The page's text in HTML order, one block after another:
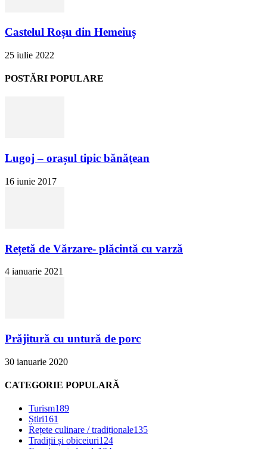
Castelul Roșu din Hemeiuș
25 iulie 2022
POSTĂRI POPULARE
Lugoj – orașul tipic bănăţean
16 iunie 2017
Rețetă de Vărzare- plăcintă cu varză
4 ianuarie 2021
Prăjitură cu untură de porc
30 ianuarie 2020
CATEGORIE POPULARĂ
Turism189
Știri161
Rețete culinare / tradiționale135
Tradiții și obiceiuri124